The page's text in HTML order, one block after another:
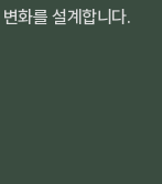
변화를 설계합니다.